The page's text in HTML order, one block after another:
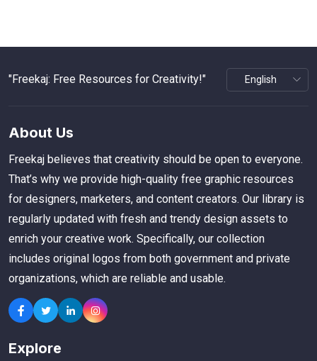
"Freekaj: Free Resources for Creativity!"
About Us
Freekaj believes that creativity should be open to everyone.
That’s why we provide high-quality free graphic resources
for designers, marketers, and content creators. Our library is
regularly updated with fresh and trendy design assets to
enrich your creative work. Specifically, our collection
includes original logos from both government and private
organizations, which are reliable and usable.
Explore